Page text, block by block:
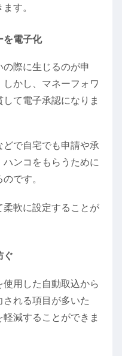
す。
電子化
際に生じるのが申
かし、マネーフォワ
て電子承認になりま
で自宅でも申請や承
ンコをもらうために
です。
柔軟に設定することが
ぐ
用した自動取込から
れる項目が多いた
減することができま